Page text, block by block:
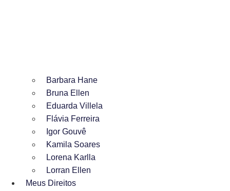
Barbara Hane
Bruna Ellen
Eduarda Villela
Flávia Ferreira
Igor Gouvê
Kamila Soares
Lorena Karlla
Lorran Ellen
Meus Direitos